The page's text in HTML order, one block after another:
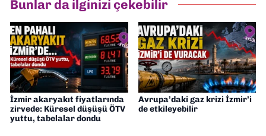
Müdürü” olarak görev almaktayım. Hak
odaklı haberciliğe dair çalışmalar
yapıyorum
Bunlar da ilginizi çekebilir
İzmir akaryakıt fiyatlarında
zirvede: Küresel düşüşü ÖTV
yuttu, tabelalar dondu
Avrupa’daki gaz krizi İzmir’i
de etkileyebilir